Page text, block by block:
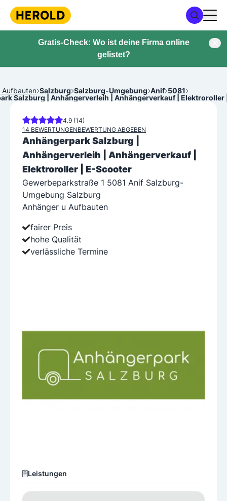
Gratis-Check: Wo ist deine Firma online
gelistet?
Aufbauten Salzburg Salzburg-Umgebung Anif 5081
Salzburg | Anhängerverleih | Anhängerverkauf | Elektroroller
4.9 (14)
14 BEWERTUNGENBEWERTUNG ABGEBEN
Anhängerpark Salzburg |
Anhängerverleih | Anhängerverkauf |
Elektroroller | E-Scooter
Gewerbeparkstraße 1 5081 Anif Salzburg-
Umgebung Salzburg
Anhänger u Aufbauten
fairer Preis
hohe Qualität
verlässliche Termine
Leistungen